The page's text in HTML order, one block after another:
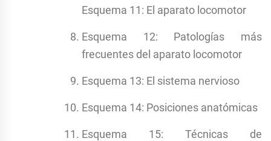
Esquema 11: El aparato locomotor
Esquema 12: Patologías más
frecuentes del aparato locomotor
Esquema 13: El sistema nervioso
Esquema 14: Posiciones anatómicas
Esquema 15: Técnicas de